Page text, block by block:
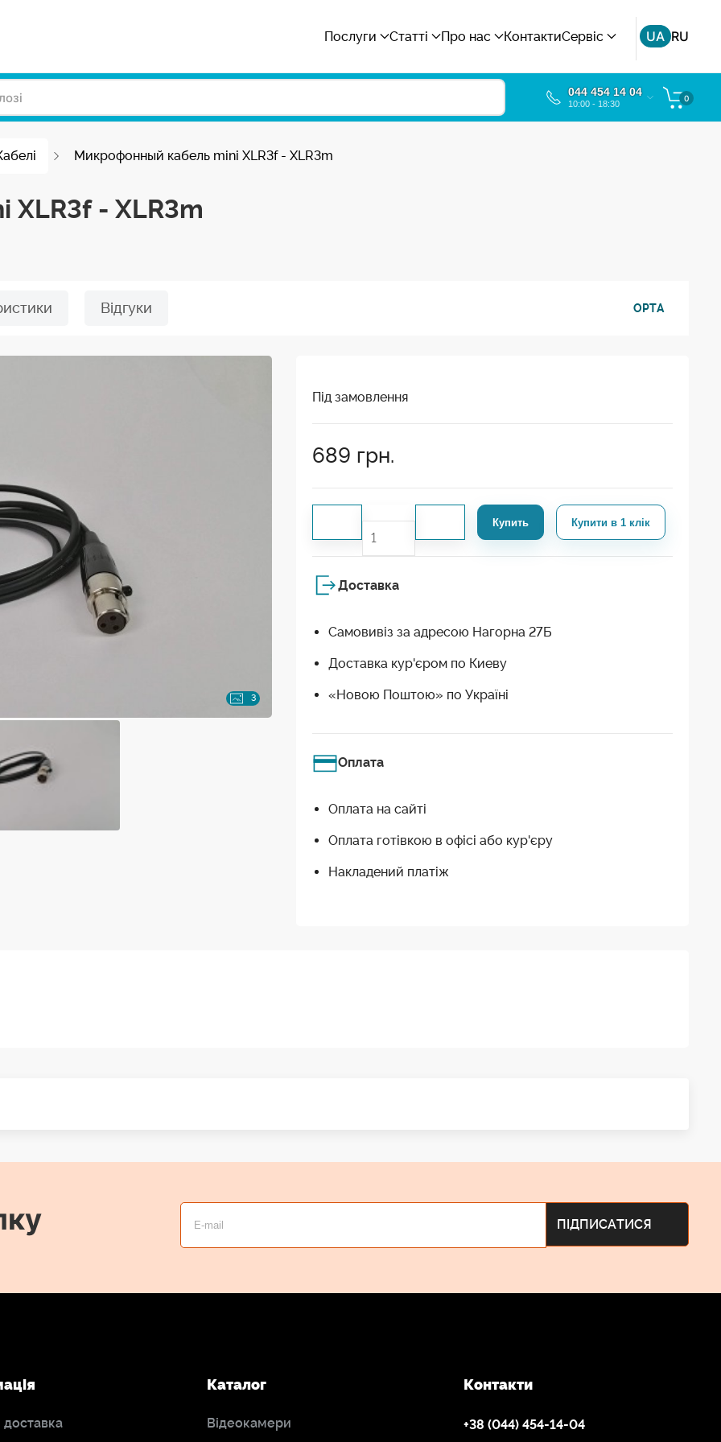
Послуги Статті Про нас КонтактиСервіс UA RU
044 454 14 04
10:00 - 18:30
0
Микрофонный кабель mini XLR3f - XLR3m
- XLR3m
Відгуки OPTA
3
Під замовлення
689 грн.
Купить Купити в 1 клік
Доставка
Самовивіз за адресою Нагорна 27Б
Доставка кур'єром по Киеву
«Новою Поштою» по Україні
Оплата
Оплата на сайті
Оплата готівкою в офісі або кур'єру
Накладений платіж
доставка
Каталог
Відеокамери
Контакти
+38 (044) 454-14-04